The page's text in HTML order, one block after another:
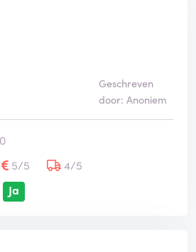
Geschreven
door: Anoniem
5/5
4/5
Ja